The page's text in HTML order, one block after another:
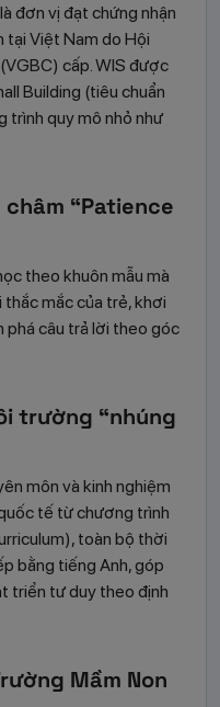
đơn vị đạt chứng nhận
tại Việt Nam do Hội
cấp. WIS được
Building (tiêu chuẩn
trình quy mô nhỏ như
“Patience
theo khuôn mẫu mà
thắc mắc của trẻ, khơi
phá câu trả lời theo góc
trường “nhúng
môn và kinh nghiệm
tế từ chương trình
toàn bộ thời
bằng tiếng Anh, góp
triển tư duy theo định
Mầm Non